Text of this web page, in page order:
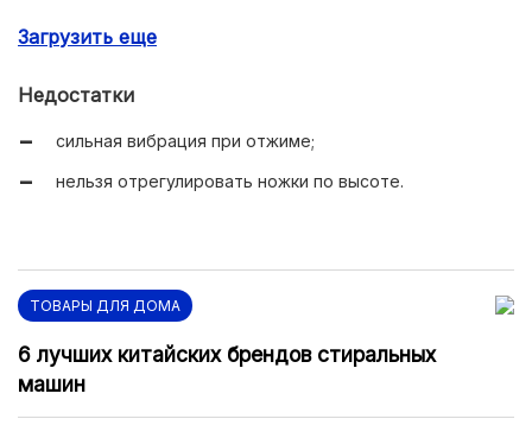
стирки;
Загрузить еще
Недостатки
сильная вибрация при отжиме;
нельзя отрегулировать ножки по высоте.
ТОВАРЫ ДЛЯ ДОМА
6 лучших китайских брендов стиральных
машин